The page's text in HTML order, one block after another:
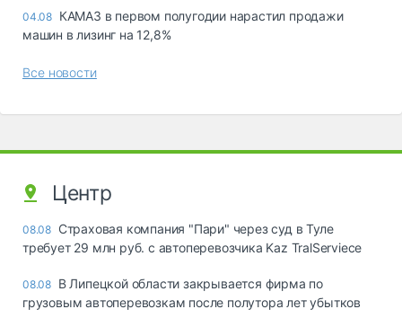
04.08 КАМАЗ в первом полугодии нарастил продажи
машин в лизинг на 12,8%
Все новости
Центр
08.08 Страховая компания "Пари" через суд в Туле
требует 29 млн руб. с автоперевозчика Kaz TralServiece
08.08 В Липецкой области закрывается фирма по
грузовым автоперевозкам после полутора лет убытков